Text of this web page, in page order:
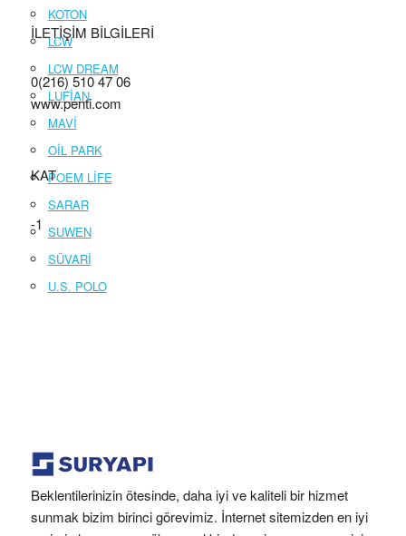
KOTON
LCW
LCW DREAM
LUFİAN
MAVİ
OİL PARK
POEM LİFE
SARAR
SUWEN
SÜVARİ
U.S. POLO
İLETİŞİM BİLGİLERİ
0(216) 510 47 06
www.penti.com
KAT
-1
Beklentilerinizin ötesinde, daha iyi ve kaliteli bir hizmet
sunmak bizim birinci görevimiz. İnternet sitemizden en iyi